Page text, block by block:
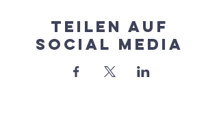
Teilen auf
Social Media